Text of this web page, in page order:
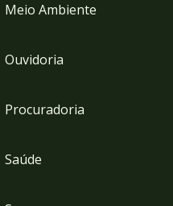
Meio Ambiente
Ouvidoria
Procuradoria
Saúde